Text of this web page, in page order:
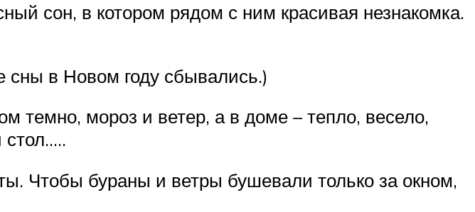
сон, в котором рядом с ним красивая незнакомка.
в Новом году сбывались.)
темно, мороз и ветер, а в доме – тепло, весело,
стол…..
Чтобы бураны и ветры бушевали только за окном,